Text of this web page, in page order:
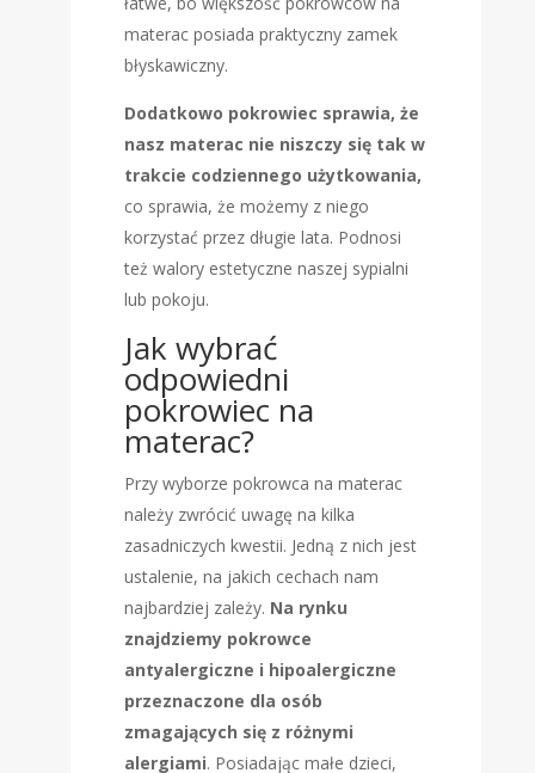
materac posiada praktyczny zamek
błyskawiczny.
Dodatkowo pokrowiec sprawia, że
nasz materac nie niszczy się tak w
trakcie codziennego użytkowania,
co sprawia, że możemy z niego
korzystać przez długie lata. Podnosi
też walory estetyczne naszej sypialni
lub pokoju.
Jak wybrać
odpowiedni
pokrowiec na
materac?
Przy wyborze pokrowca na materac
należy zwrócić uwagę na kilka
zasadniczych kwestii. Jedną z nich jest
ustalenie, na jakich cechach nam
najbardziej zależy. Na rynku
znajdziemy pokrowce
antyalergiczne i hipoalergiczne
przeznaczone dla osób
zmagających się z różnymi
alergiami. Posiadając małe dzieci,